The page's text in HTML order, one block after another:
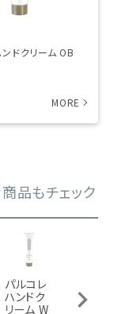
ドクリーム OB
品もチェック
パルコレ
ハンドク
リーム W
ハンドク
リーム R